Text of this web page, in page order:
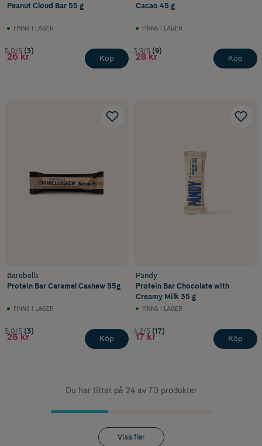
Peanut Cloud Bar 55 g
FINNS I LAGER
5.0/5 (3)
26 kr Köp
Cacao 45 g
FINNS I LAGER
3.9/5 (9)
28 kr Köp
Barebells
Protein Bar Caramel Cashew 55g
FINNS I LAGER
5.0/5 (3)
26 kr Köp
Pändy
Protein Bar Chocolate with
Creamy Milk 35 g
FINNS I LAGER
4.2/5 (17)
17 kr Köp
Du har tittat på 24 av 70 produkter
Visa fler